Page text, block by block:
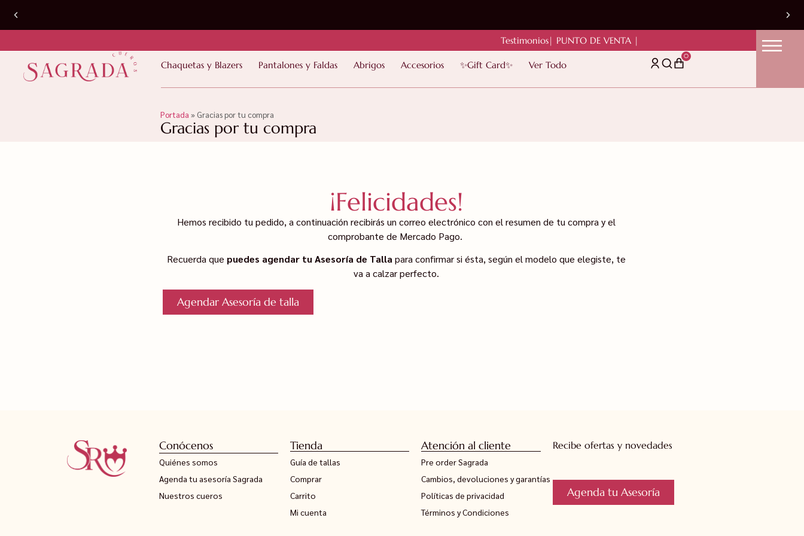
PRODUCTOS EN STOCK | Despacho a todo
Chile 2 a 4 días hábiles*
Testimonios| PUNTO DE VENTA |
Chaquetas y Blazers Pantalones y Faldas Abrigos Accesorios ✨Gift Card✨ Ver Todo
0
Portada » Gracias por tu compra
Gracias por tu compra
¡Felicidades!
Hemos recibido tu pedido, a continuación recibirás un correo electrónico con el resumen de tu compra y el
comprobante de Mercado Pago.
Recuerda que puedes agendar tu Asesoría de Tallapara confirmar si ésta, según el modelo que elegiste, te
va a calzar perfecto.
Agendar Asesoría de talla
Conócenos
Quiénes somos
Agenda tu asesoría Sagrada
Nuestros cueros
Tienda
Guía de tallas
Comprar
Carrito
Mi cuenta
Atención al cliente
Pre order Sagrada
Cambios, devoluciones y garantías
Políticas de privacidad
Términos y Condiciones
Recibe ofertas y novedades
Agenda tu Asesoría